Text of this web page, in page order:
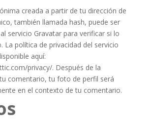
creada a partir de tu dirección de
también llamada hash, puede ser
servicio Gravatar para verificar si lo
La política de privacidad del servicio
aquí:
privacy/. Después de la
comentario, tu foto de perfil será
en el contexto de tu comentario.